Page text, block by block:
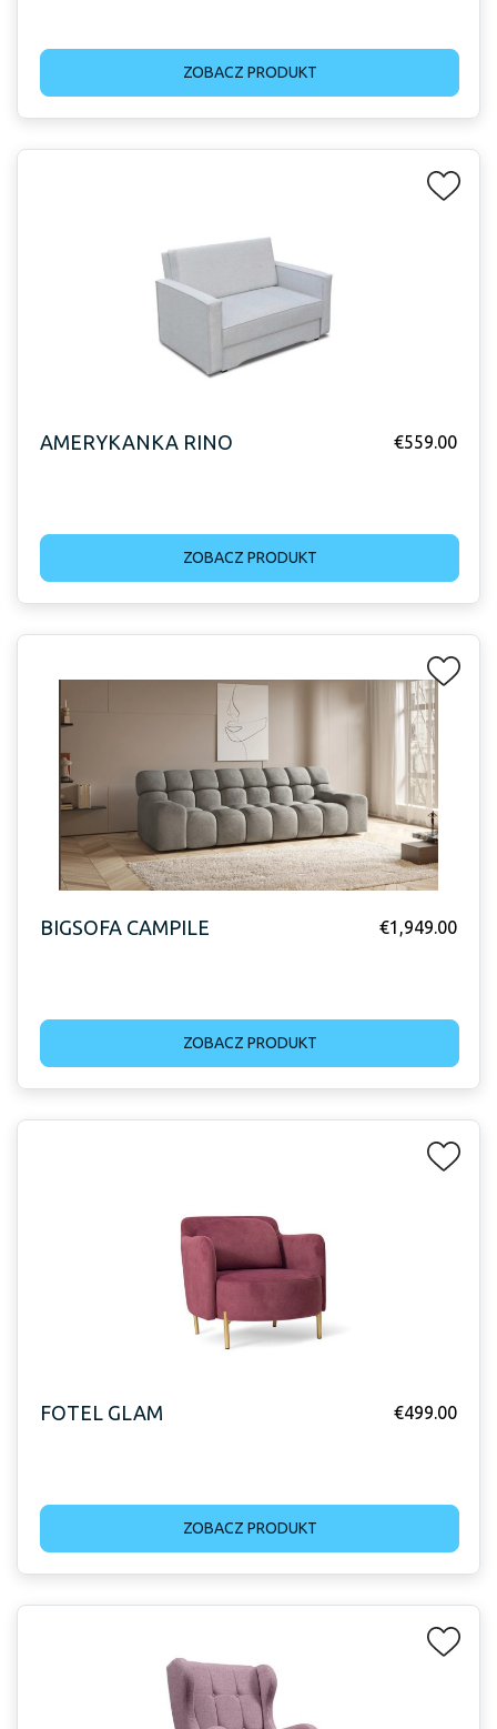
ZOBACZ PRODUKT
AMERYKANKA RINO €559.00
ZOBACZ PRODUKT
BIGSOFA CAMPILE €1,949.00
ZOBACZ PRODUKT
FOTEL GLAM €499.00
ZOBACZ PRODUKT